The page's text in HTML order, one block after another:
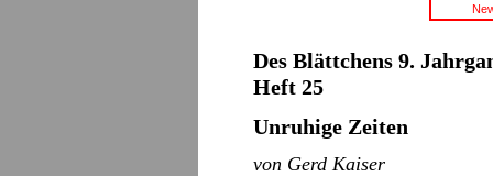
Des Blättchens 9.
Heft 25
Unruhige Zeiten
von Gerd Kaiser